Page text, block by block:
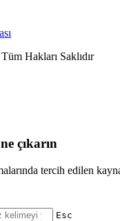
Hakları Saklıdır
çıkarın
tercih edilen
Esc